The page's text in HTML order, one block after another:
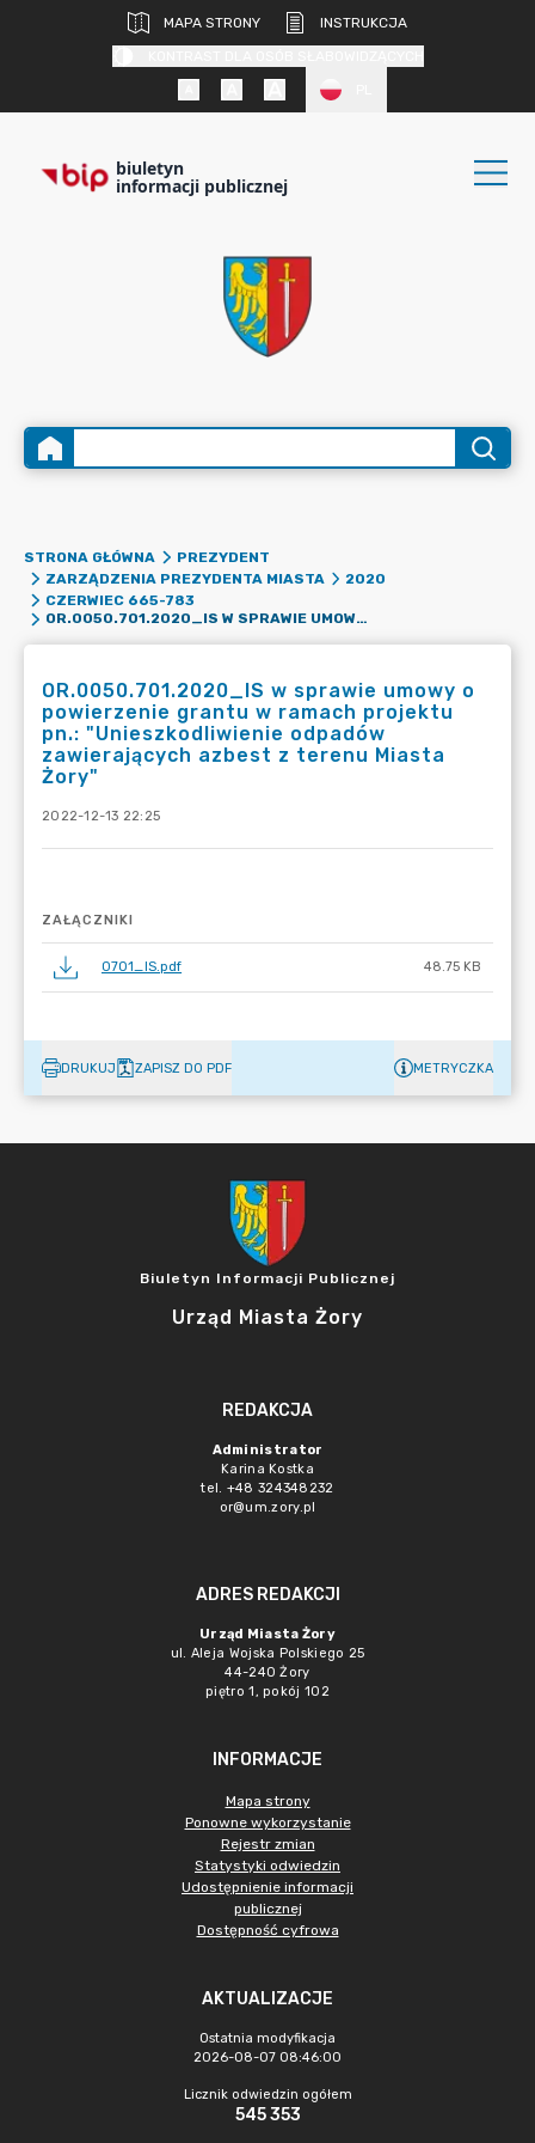
MAPA STRONY
INSTRUKCJA
biuletyn
informacji publicznej
STRONA GŁÓWNA
PREZYDENT
ZARZĄDZENIA PREZYDENTA MIASTA
2020
CZERWIEC 665-783
OR.0050.701.2020_IS W SPRAWIE UMOWY O POWIERZENIE GRANTU W RAMACH PROJEKTU PN.: "UNIESZKODLIWIENIE ODPADÓW ZAWIERAJĄCYCH AZBEST Z TERENU MIASTA ŻORY"
OR.0050.701.2020_IS w sprawie umowy o
powierzenie grantu w ramach projektu
pn.: "Unieszkodliwienie odpadów
zawierających azbest z terenu Miasta
Żory"
2022-12-13 22:25
ZAŁĄCZNIKI
0701_IS.pdf 48.75 KB
DRUKUJ ZAPISZ DO PDF METRYCZKA
Biuletyn Informacji Publicznej
Urząd Miasta Żory
REDAKCJA
Administrator
Karina Kostka
tel. +48 324348232
or@um.zory.pl
ADRES REDAKCJI
Urząd Miasta Żory
ul. Aleja Wojska Polskiego 25
44-240 Żory
piętro 1, pokój 102
INFORMACJE
Mapa strony
Ponowne wykorzystanie
Rejestr zmian
Statystyki odwiedzin
Udostępnienie informacji
publicznej
Dostępność cyfrowa
AKTUALIZACJE
Ostatnia modyfikacja
2026-08-07 08:46:00
Licznik odwiedzin ogółem
545 353